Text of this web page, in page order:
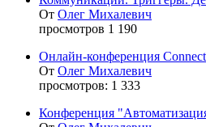
От Олег Михалевич
просмотров 1 190
Онлайн-конференция
От Олег Михалевич
просмотров: 1 333
Конференция